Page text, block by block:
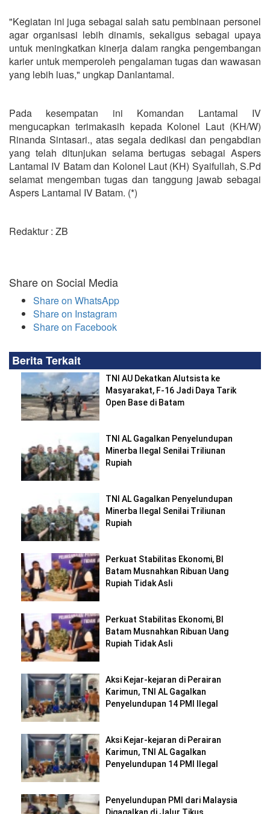
"Kegiatan ini juga sebagai salah satu pembinaan personel
agar organisasi lebih dinamis, sekaligus sebagai upaya
untuk meningkatkan kinerja dalam rangka pengembangan
karier untuk memperoleh pengalaman tugas dan wawasan
yang lebih luas," ungkap Danlantamal.
Pada kesempatan ini Komandan Lantamal IV
mengucapkan terimakasih kepada Kolonel Laut (KH/W)
Rinanda Sintasari., atas segala dedikasi dan pengabdian
yang telah ditunjukan selama bertugas sebagai Aspers
Lantamal IV Batam dan Kolonel Laut (KH) Syaifullah, S.Pd
selamat mengemban tugas dan tanggung jawab sebagai
Aspers Lantamal IV Batam. (*)
Redaktur : ZB
Share on Social Media
Share on WhatsApp
Share on Instagram
Share on Facebook
Berita Terkait
TNI AU Dekatkan Alutsista ke
Masyarakat, F-16 Jadi Daya Tarik
Open Base di Batam
TNI AL Gagalkan Penyelundupan
Minerba Ilegal Senilai Triliunan
Rupiah
TNI AL Gagalkan Penyelundupan
Minerba Ilegal Senilai Triliunan
Rupiah
Perkuat Stabilitas Ekonomi, BI
Batam Musnahkan Ribuan Uang
Rupiah Tidak Asli
Perkuat Stabilitas Ekonomi, BI
Batam Musnahkan Ribuan Uang
Rupiah Tidak Asli
Aksi Kejar-kejaran di Perairan
Karimun, TNI AL Gagalkan
Penyelundupan 14 PMI Ilegal
Aksi Kejar-kejaran di Perairan
Karimun, TNI AL Gagalkan
Penyelundupan 14 PMI Ilegal
Penyelundupan PMI dari Malaysia